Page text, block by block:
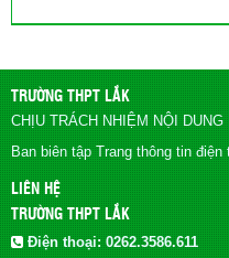
TRƯỜNG THPT LẮK
CHỊU TRÁCH NHIỆM NỘI DUNG
Ban biên tập Trang thông tin
LIÊN HỆ
TRƯỜNG THPT LẮK
Điện thoại:0262.3586.611